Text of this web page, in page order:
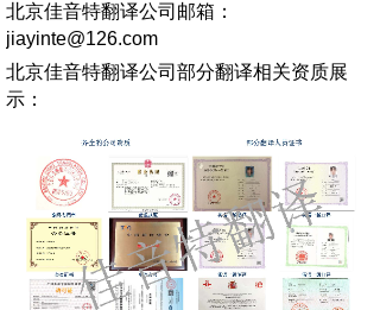
北京佳音特翻译公司邮箱：
jiayinte@126.com
北京佳音特翻译公司部分翻译相关资质展
示：